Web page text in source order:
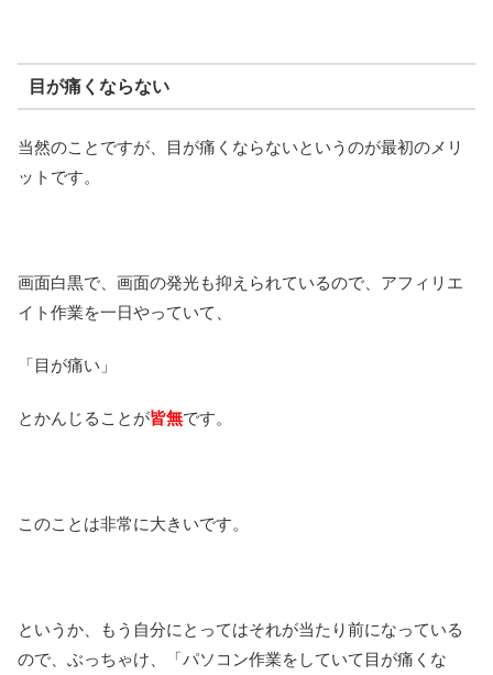
目が痛くならない
当然のことですが、目が痛くならないというのが最初のメリ
ットです。
画面白黒で、画面の発光も抑えられているので、アフィリエ
イト作業を一日やっていて、
「目が痛い」
とかんじることが皆無です。
このことは非常に大きいです。
というか、もう自分にとってはそれが当たり前になっている
ので、ぶっちゃけ、「パソコン作業をしていて目が痛くな